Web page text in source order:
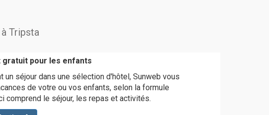
Tripsta
gratuit pour les enfants
un séjour dans une sélection d'hôtel, Sunweb vous
de votre ou vos enfants, selon la formule
comprend le séjour, les repas et activités.